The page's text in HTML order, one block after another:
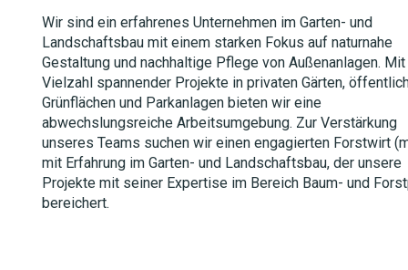
Wir sind ein erfahrenes Unternehmen im Garten- und
Landschaftsbau mit einem starken Fokus auf naturnahe
Gestaltung und nachhaltige Pflege von Außenanlagen.
Vielzahl spannender Projekte in privaten Gärten,
Grünflächen und Parkanlagen bieten wir eine
abwechslungsreiche Arbeitsumgebung. Zur Verstärkung
unseres Teams suchen wir einen engagierten Forstwirt
mit Erfahrung im Garten- und Landschaftsbau, der unsere
Projekte mit seiner Expertise im Bereich Baum- und
bereichert.